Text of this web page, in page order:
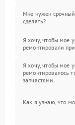
Мне нужен
сделать?
Я хочу, чтобы мое
ремонтировали
Я хочу, чтобы мое
ремонтировалось
запчастями.
Как я узнаю, что